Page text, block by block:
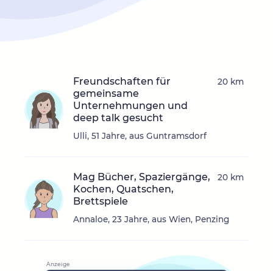
Freundschaften für
gemeinsame
Unternehmungen und
deep talk gesucht
Ulli, 51 Jahre, aus Guntramsdorf
20 km
Mag Bücher, Spaziergänge,
Kochen, Quatschen,
Brettspiele
Annaloe, 23 Jahre, aus Wien, Penzing
20 km